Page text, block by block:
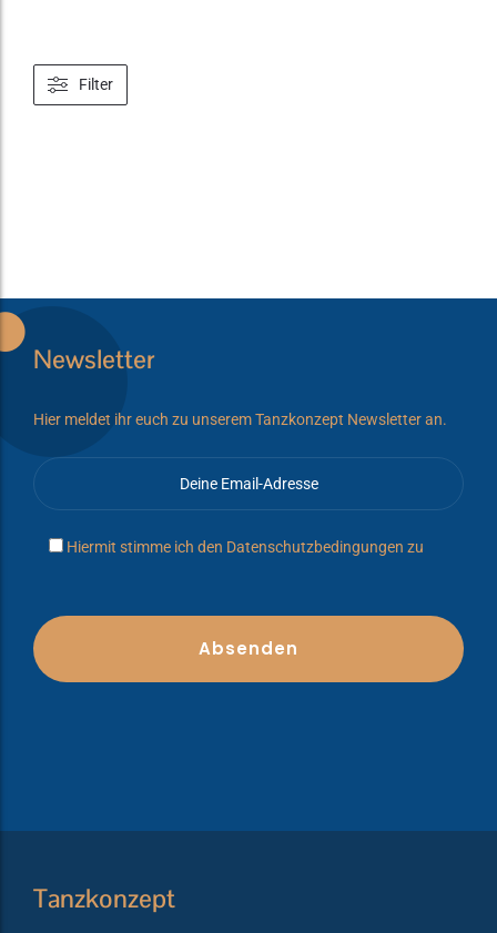
Filter
Newsletter
Hier meldet ihr euch zu unserem Tanzkonzept Newsletter an.
Hiermit stimme ich den Datenschutzbedingungen zu
Tanzkonzept